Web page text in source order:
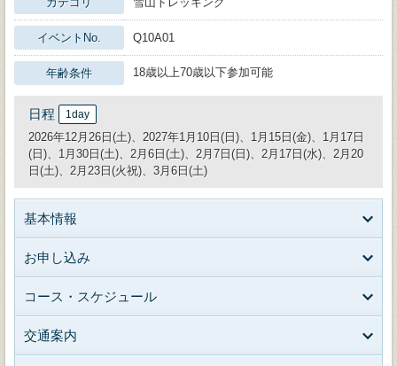
イベントNo. Q10A01
年齢条件 18歳以上70歳以下参加可能
日程 1day
2026年12月26日(土)、2027年1月10日(日)、1月15日(金)、1月17日
(日)、1月30日(土)、2月6日(土)、2月7日(日)、2月17日(水)、2月20
日(土)、2月23日(火祝)、3月6日(土)
基本情報
お申し込み
コース・スケジュール
交通案内